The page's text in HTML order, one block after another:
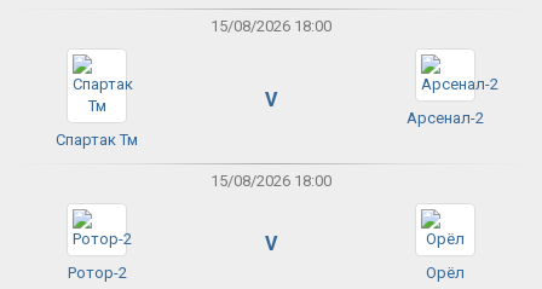
15/08/2026 18:00
Спартак Тм
V
Арсенал-2
15/08/2026 18:00
Ротор-2
V
Орёл